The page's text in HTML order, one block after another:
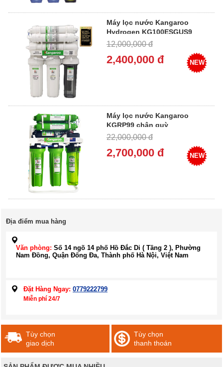
Máy lọc nước Kangaroo
Hydrogen KG100ESGUS9
12,000,000 đ
2,400,000 đ NEW
Máy lọc nước Kangaroo
KGRP99 chân quỳ
22,000,000 đ
2,700,000 đ NEW
Địa điểm mua hàng
Văn phòng: Số 14 ngõ 14 phố Hồ Đắc Di ( Tầng 2 ), Phường
Nam Đồng, Quận Đống Đa, Thành phố Hà Nội, Việt Nam
Đặt Hàng Ngay: 0779222799
Miễn phí 24/7
Tùy chọn
giao dịch
Tùy chọn
thanh thoán